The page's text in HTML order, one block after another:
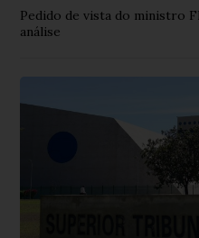
Pedido de vista do ministro
análise